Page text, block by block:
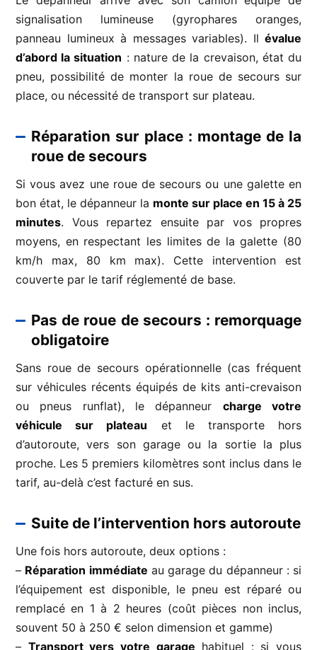
signalisation lumineuse (gyrophares oranges,
panneau lumineux à messages variables). Il évalue
d’abord la situation : nature de la crevaison, état du
pneu, possibilité de monter la roue de secours sur
place, ou nécessité de transport sur plateau.
Réparation sur place : montage de la
roue de secours
Si vous avez une roue de secours ou une galette en
bon état, le dépanneur la monte sur place en 15 à 25
minutes. Vous repartez ensuite par vos propres
moyens, en respectant les limites de la galette (80
km/h max, 80 km max). Cette intervention est
couverte par le tarif réglementé de base.
Pas de roue de secours : remorquage
obligatoire
Sans roue de secours opérationnelle (cas fréquent
sur véhicules récents équipés de kits anti-crevaison
ou pneus runflat), le dépanneur charge votre
véhicule sur plateau et le transporte hors
d’autoroute, vers son garage ou la sortie la plus
proche. Les 5 premiers kilomètres sont inclus dans le
tarif, au-delà c’est facturé en sus.
Suite de l’intervention hors autoroute
Une fois hors autoroute, deux options :
– Réparation immédiate au garage du dépanneur : si
l’équipement est disponible, le pneu est réparé ou
remplacé en 1 à 2 heures (coût pièces non inclus,
souvent 50 à 250 € selon dimension et gamme)
– Transport vers votre garage habituel : si vous